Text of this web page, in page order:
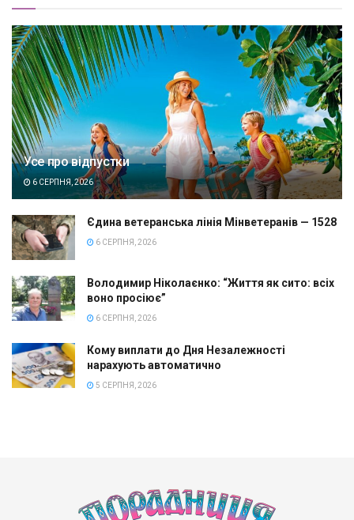
Усе про відпустки
6 СЕРПНЯ, 2026
Єдина ветеранська лінія Мінветеранів — 1528
6 СЕРПНЯ, 2026
Володимир Ніколаєнко: “Життя як сито: всіх
воно просіює”
6 СЕРПНЯ, 2026
Кому виплати до Дня Незалежності
нарахують автоматично
5 СЕРПНЯ, 2026